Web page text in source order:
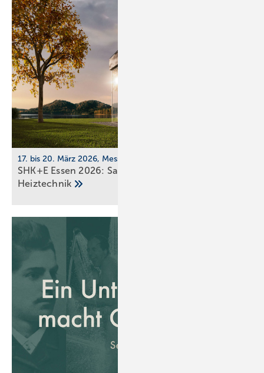
17. bis 20. März 2026, Messe Essen
SHK+E Essen 2026: Sanitär-, Wasser-, Luft- und
Heiztechnik